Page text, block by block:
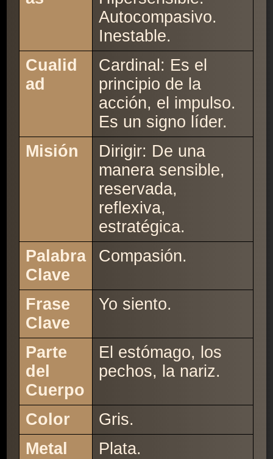
Autocompasivo.
Inestable.
Cualid
ad
Cardinal: Es el
principio de la
acción, el impulso.
Es un signo líder.
Misión
Dirigir: De una
manera sensible,
reservada,
reflexiva,
estratégica.
Palabra
Clave
Compasión.
Frase
Clave
Yo siento.
Parte
del
Cuerpo
El estómago, los
pechos, la nariz.
Color
Gris.
Metal
Plata.